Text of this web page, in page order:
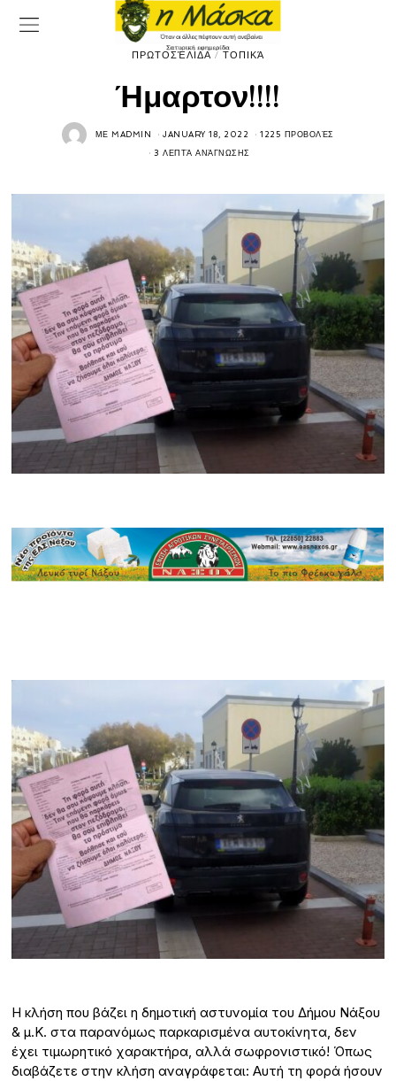
ΠΡΩΤΟΣΈΛΙΔΑ / ΤΟΠΙΚΆ
Ήμαρτον!!!!
ΜΕMADMIN JANUARY 18, 2022 1225 ΠΡΟΒΟΛΈΣ
3 ΛΕΠΤΆ ΑΝΆΓΝΩΣΗΣ
Η κλήση που βάζει η δημοτική αστυνομία του Δήμου Νάξου
& μ.Κ. στα παρανόμως παρκαρισμένα αυτοκίνητα, δεν
έχει τιμωρητικό χαρακτήρα, αλλά σωφρονιστικό! Όπως
διαβάζετε στην κλήση αναγράφεται: Αυτή τη φορά ήσουν